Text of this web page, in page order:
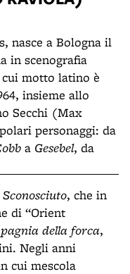
nasce a Bologna il
in scenografia
cui motto latino è
insieme allo
Secchi (Max
personaggi: da
a Gesebel, da
, che in
di “Orient
della forca,
Negli anni
cui mescola